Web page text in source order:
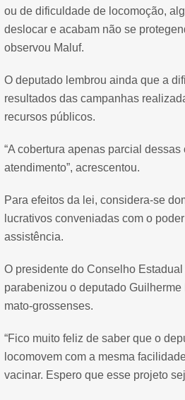
ou de dificuldade de locomoção,
deslocar e acabam não se
observou Maluf.
O deputado lembrou ainda que a
resultados das campanhas
recursos públicos.
“A cobertura apenas parcial
atendimento”, acrescentou.
Para efeitos da lei, considera-se
lucrativos conveniadas com o
assistência.
O presidente do Conselho
parabenizou o deputado
mato-grossenses.
“Fico muito feliz de saber que o
locomovem com a mesma
vacinar. Espero que esse projeto